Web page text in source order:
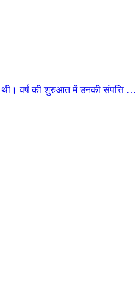
वर्ष की शुरुआत में उनकी संपत्ति …